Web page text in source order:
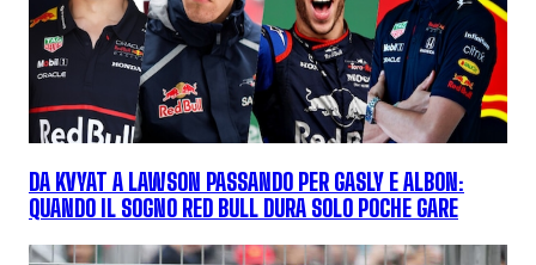
DA KVYAT A LAWSON PASSANDO PER GASLY E ALBON:
QUANDO IL SOGNO RED BULL DURA SOLO POCHE GARE